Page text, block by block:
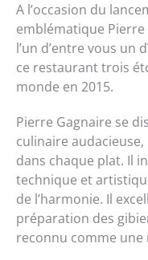
A l’occasion du
emblématique Pierre
l’un d’entre vous un
ce restaurant trois
monde en 2015.
Pierre Gagnaire se
culinaire
dans chaque plat. Il
technique et
de l’harmonie. Il
préparation des
reconnu comme une